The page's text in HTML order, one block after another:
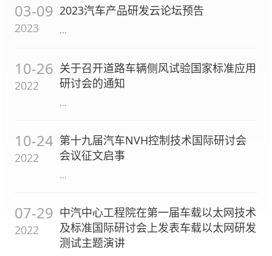
03-09
2023
2023汽车产品研发云论坛预告
...
10-26
2022
关于召开道路车辆侧风试验国家标准应用
研讨会的通知
...
10-24
2022
第十九届汽车NVH控制技术国际研讨会
会议征文启事
...
07-29
2022
中汽中心工程院在第一届车载以太网技术
及标准国际研讨会上发表车载以太网研发
测试主题演讲